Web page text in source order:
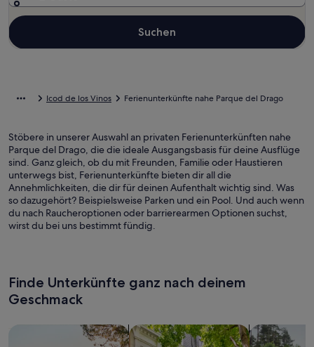
Suchen
Icod de los Vinos Ferienunterkünfte nahe Parque del Drago
Stöbere in unserer Auswahl an privaten Ferienunterkünften nahe
Parque del Drago, die die ideale Ausgangsbasis für deine Ausflüge
sind. Ganz gleich, ob du mit Freunden, Familie oder Haustieren
unterwegs bist, Ferienunterkünfte bieten dir all die
Annehmlichkeiten, die dir für deinen Aufenthalt wichtig sind. Was
so dazugehört? Beispielsweise Parken und ein Pool. Und auch wenn
du nach Raucheroptionen oder barrierearmen Optionen suchst,
wirst du bei uns bestimmt fündig.
Finde Unterkünfte ganz nach deinem
Geschmack
Suche nach FerienhäusernSuche nach Ferienwohnungen oder
Suche nach